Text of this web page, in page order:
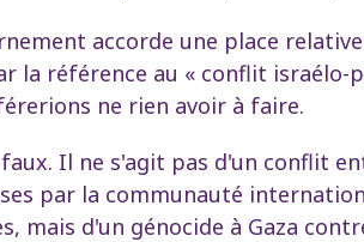
accorde une place
la référence au « conflit
ne rien avoir à faire.
Il ne s'agit pas d'un conflit
par la communauté
mais d'un génocide à Gaza